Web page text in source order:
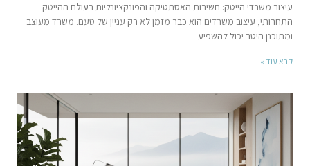
עיצוב משרדי הייטק: חשיבות האסתטיקה והפונקציונליות בעולם ההייטק
התחרותי, עיצוב משרדים הוא כבר מזמן לא רק עניין של טעם. משרד מעוצב
ומתוכנן היטב יכול להשפיע
קרא עוד »